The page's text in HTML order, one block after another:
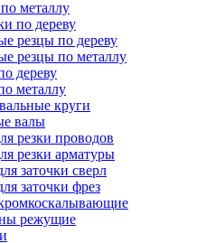
металлу
по дереву
резцы по дереву
резцы по металлу
дереву
металлу
круги
валы
резки проводов
резки арматуры
заточки сверл
заточки фрез
режущие